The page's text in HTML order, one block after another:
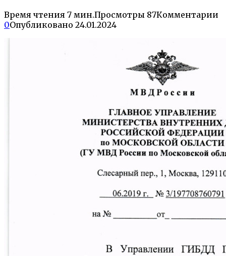
Время чтения 7 мин.Просмотры 87Комментарии
0Опубликовано 24.01.2024